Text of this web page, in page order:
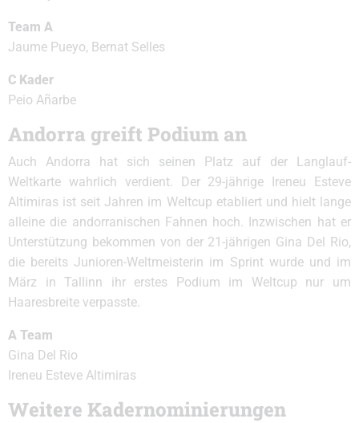
Team A
Jaume Pueyo, Bernat Selles
C Kader
Peio Añarbe
Andorra greift Podium an
Auch Andorra hat sich seinen Platz auf der Langlauf-
Weltkarte wahrlich verdient. Der 29-jährige Ireneu Esteve
Altimiras ist seit Jahren im Weltcup etabliert und hielt lange
alleine die andorranischen Fahnen hoch. Inzwischen hat er
Unterstützung bekommen von der 21-jährigen Gina Del Rio,
die bereits Junioren-Weltmeisterin im Sprint wurde und im
März in Tallinn ihr erstes Podium im Weltcup nur um
Haaresbreite verpasste.
A Team
Gina Del Rio
Ireneu Esteve Altimiras
Weitere Kadernominierungen